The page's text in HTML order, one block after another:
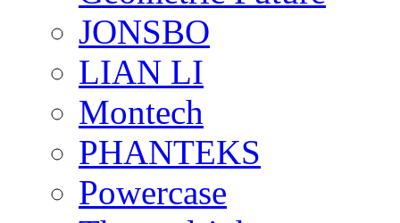
JONSBO
LIAN LI
Montech
PHANTEKS
Powercase